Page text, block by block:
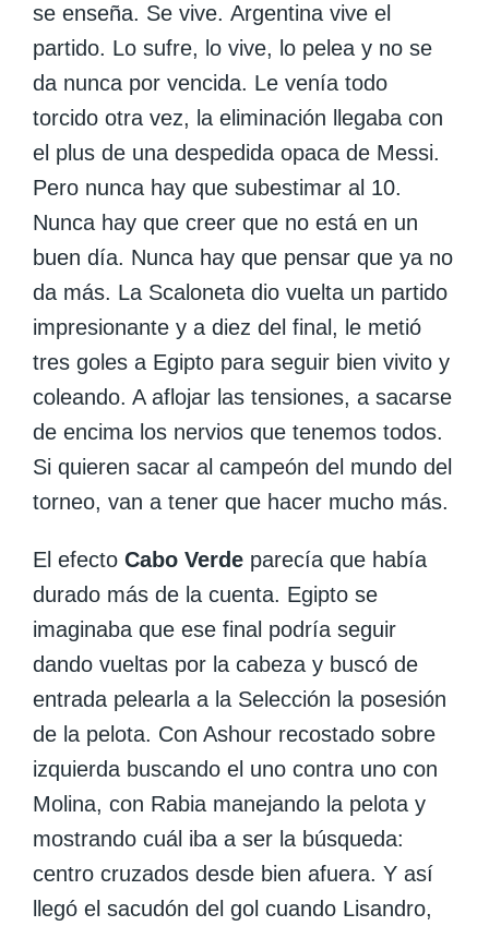
se enseña. Se vive. Argentina vive el
partido. Lo sufre, lo vive, lo pelea y no se
da nunca por vencida. Le venía todo
torcido otra vez, la eliminación llegaba con
el plus de una despedida opaca de Messi.
Pero nunca hay que subestimar al 10.
Nunca hay que creer que no está en un
buen día. Nunca hay que pensar que ya no
da más. La Scaloneta dio vuelta un partido
impresionante y a diez del final, le metió
tres goles a Egipto para seguir bien vivito y
coleando. A aflojar las tensiones, a sacarse
de encima los nervios que tenemos todos.
Si quieren sacar al campeón del mundo del
torneo, van a tener que hacer mucho más.
El efecto Cabo Verde parecía que había
durado más de la cuenta. Egipto se
imaginaba que ese final podría seguir
dando vueltas por la cabeza y buscó de
entrada pelearla a la Selección la posesión
de la pelota. Con Ashour recostado sobre
izquierda buscando el uno contra uno con
Molina, con Rabia manejando la pelota y
mostrando cuál iba a ser la búsqueda:
centro cruzados desde bien afuera. Y así
llegó el sacudón del gol cuando Lisandro,